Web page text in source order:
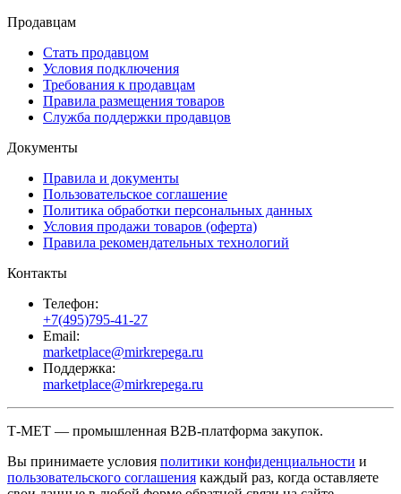
Продавцам
Стать продавцом
Условия подключения
Требования к продавцам
Правила размещения товаров
Служба поддержки продавцов
Документы
Правила и документы
Пользовательское соглашение
Политика обработки персональных данных
Условия продажи товаров (оферта)
Правила рекомендательных технологий
Контакты
Телефон:
+7(495)795-41-27
Email:
marketplace@mirkrepega.ru
Поддержка:
marketplace@mirkrepega.ru
Т-МЕТ — промышленная B2B-платформа закупок.
Вы принимаете условия политики конфиденциальности и
пользовательского соглашения каждый раз, когда оставляете